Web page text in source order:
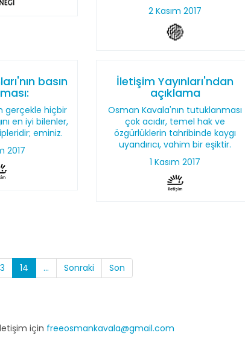
2 Kasım 2017
basın
gerçekle hiçbir
en iyi bilenler,
eminiz.
2017
İletişim Yayınları'ndan
açıklama
Osman Kavala'nın tutuklanması
çok acıdır, temel hak ve
özgürlüklerin tahribinde kaygı
uyandırıcı, vahim bir eşiktir.
1 Kasım 2017
14 ... Sonraki Son
için freeosmankavala@gmail.com